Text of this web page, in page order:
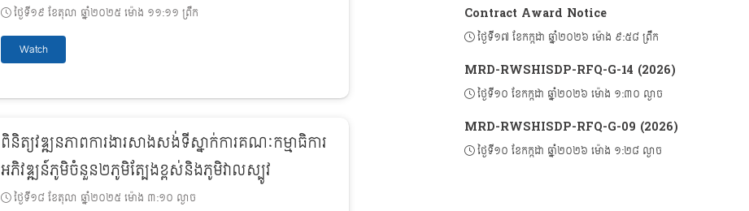
ថ្ងៃទី១៩ ខែតុលា ឆ្នាំ២០២៥ ម៉ោង ១១:១១ ព្រឹក
Watch
ពិនិត្យវឌ្ឍនភាពការងារសាងសង់ទីស្នាក់ការគណៈកម្មាធិការ
អភិវឌ្ឍន៍ភូមិចំនួន២ភូមិត្បែងខ្ពស់និងភូមិវាលស្បូវ
ថ្ងៃទី១៨ ខែតុលា ឆ្នាំ២០២៥ ម៉ោង ៣:១០ ល្ងាច
Contract Award Notice
ថ្ងៃទី១៧ ខែកក្កដា ឆ្នាំ២០២៦ ម៉ោង ៩:៥៨ ព្រឹក
MRD-RWSHISDP-RFQ-G-14 (2026)
ថ្ងៃទី១០ ខែកក្កដា ឆ្នាំ២០២៦ ម៉ោង ១:៣០ ល្ងាច
MRD-RWSHISDP-RFQ-G-09 (2026)
ថ្ងៃទី១០ ខែកក្កដា ឆ្នាំ២០២៦ ម៉ោង ១:២៨ ល្ងាច